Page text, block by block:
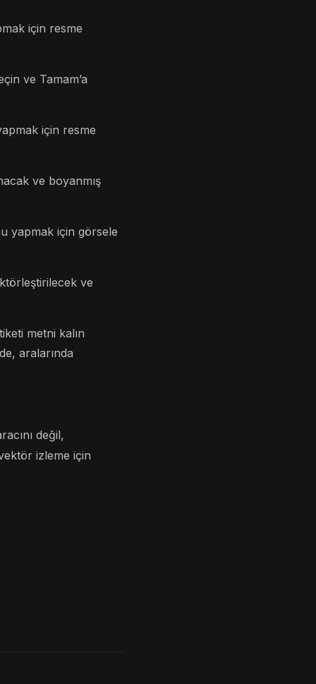
için resme
ve Tamam’a
için resme
ve boyanmış
yapmak için görsele
ve
metni kalın
aralarında
değil,
izleme için